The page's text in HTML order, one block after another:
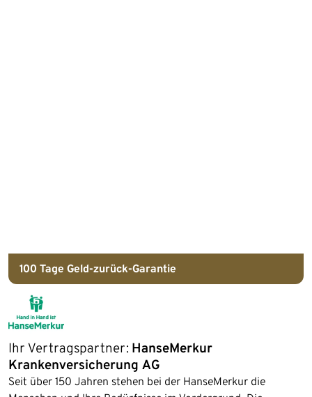
100 Tage Geld-zurück-Garantie
Ihr Vertragspartner: HanseMerkur
Krankenversicherung AG
Seit über 150 Jahren stehen bei der HanseMerkur die